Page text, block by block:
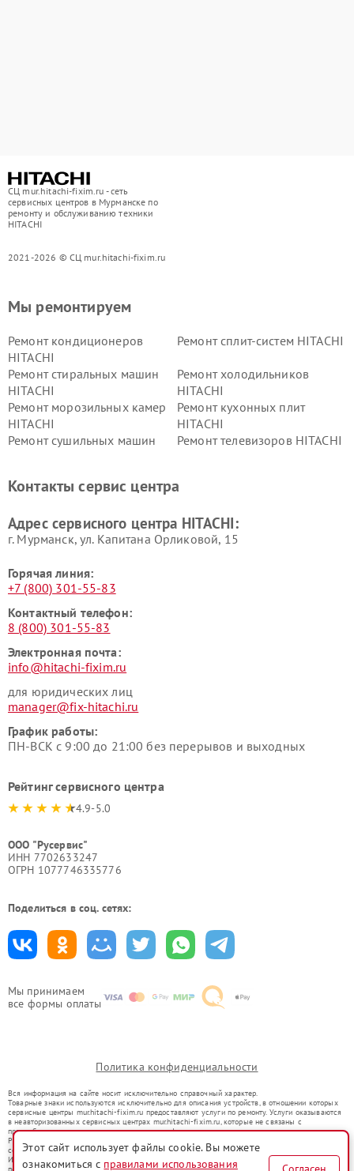
СЦ mur.hitachi-fixim.ru - сеть
сервисных центров в Мурманске по
ремонту и обслуживанию техники
HITACHI
2021-2026 © СЦ mur.hitachi-fixim.ru
Мы принимаем
все формы оплаты
Мы ремонтируем
Ремонт кондиционеров
HITACHI
Ремонт сплит-систем HITACHI
Ремонт стиральных машин
HITACHI
Ремонт холодильников
HITACHI
Ремонт морозильных камер
HITACHI
Ремонт кухонных плит
HITACHI
Ремонт сушильных машин
Ремонт телевизоров HITACHI
данных HITACHI
HITACHI
HITACHI
HITACHI
Контакты сервис центра
Адрес сервисного центра HITACHI:
г. Мурманск, ул. Капитана Орликовой, 15
Горячая линия:
+7 (800) 301-55-83
Контактный телефон:
8 (800) 301-55-83
Электронная почта:
info@hitachi-fixim.ru
для юридических лиц
manager@fix-hitachi.ru
График работы:
ПН-ВСК с 9:00 до 21:00 без перерывов и выходных
Рейтинг сервисного центра
4.9-5.0
ООО "Русервис"
ИНН 7702633247
ОГРН 1077746335776
Поделиться в соц. сетях:
Политика конфиденциальности
Вся информация на сайте носит исключительно справочный характер.
Товарные знаки используются исключительно для описания устройств, в отношении которых
сервисные центры mur.hitachi-fixim.ru предоставляют услуги по ремонту. Услуги оказываются
в неавторизованных сервисных центрах mur.hitachi-fixim.ru, которые не связаны с
правообладателями товарных знаков или их официальными представителями.
Ремонт осуществляется для устройств, уже введенных в гражданский оборот в соответствии
со статьей 1487 ГК РФ.
Использование товарных знаков не преследует цели индивидуализации услуг или введения
потребителей в заблуждение, а служит для информирования о предоставляемых услугах по
Этот сайт использует файлы cookie. Вы можете
ознакомиться с правилами использования